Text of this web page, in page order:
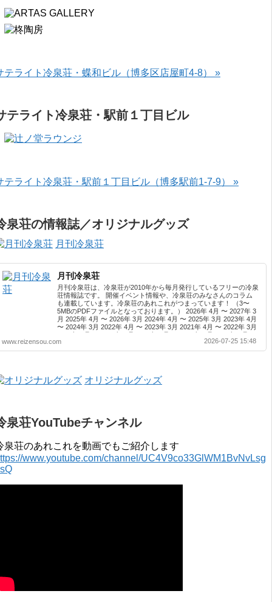
テライト冷泉荘・蝶和ビル（博多区店屋町4-8） »
テライト冷泉荘・駅前１丁目ビル
テライト冷泉荘・駅前１丁目ビル（博多駅前1-7-9） »
泉荘の情報誌／オリジナルグッズ
月刊冷泉荘
月刊冷泉荘
月刊冷泉荘は、冷泉荘が2010年から毎月発行しているフリーの冷泉
荘情報誌です。 開催イベント情報や、冷泉荘のみなさんのコラム
も連載しています。冷泉荘のあれこれがつまっています！ （3〜
5MBのPDFファイルとなっております。） 2026年 4月 〜 2027年 3
月 2025年 4月 〜 2026年 3月 2024年 4月 〜 2025年 3月 2023年 4月
〜 2024年 3月 2022年 4月 〜 2023年 3月 2021年 4月 〜 2022年 3月
2020年 4月 〜 2021年 3月 2019年 4月 〜 2020年 3月 2018年 4月 〜
2019年 3月 2017年 4月 〜 2018年 3月 2016年 4月 〜 2017年 3月
2015年 4月 〜 2016年 3月 2014年 4月 〜 2015年 3月 2013...
www.reizensou.com 2026-07-25 15:48
オリジナルグッズ
泉荘YouTubeチャンネル
泉荘のあれこれを動画でもご紹介します
www.youtube.com/channel/UC4V9co33GlWM1BvNvLsg